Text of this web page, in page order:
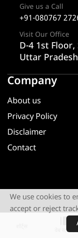
वेब स्टोरीज़
Give us a Call
+91-080767
Visit Our Office
D-4 1st
Uttar
Company
About us
Privacy Policy
Disclaimer
Contact
We use cookies to
accept or reject